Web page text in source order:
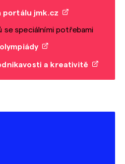
portálu jmk.cz
se speciálními potřebami
a kreativitě